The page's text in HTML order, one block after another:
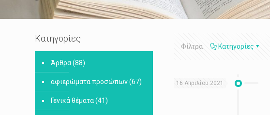
Φίλτρα Κατηγορίες
16 Απριλίου 2021
Κατηγορίες
Άρθρα(88)
αφιερώματα προσώπων(67)
Γενικά θέματα(41)